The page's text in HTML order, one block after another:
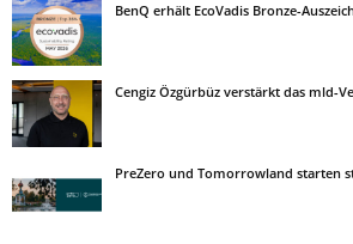
BenQ erhält EcoVadis Bronze-
Cengiz Özgürbüz verstärkt das mld-
PreZero und Tomorrowland starten